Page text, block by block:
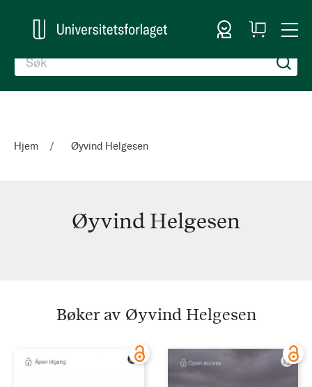
Logg inn
Handlekurv
Hjem Øyvind Helgesen
Øyvind Helgesen
Bøker av Øyvind Helgesen